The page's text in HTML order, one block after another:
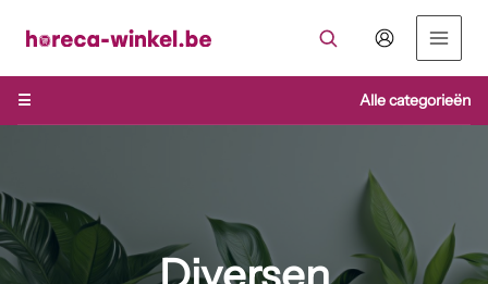
naar
inhoud
☰
Alle categorieën